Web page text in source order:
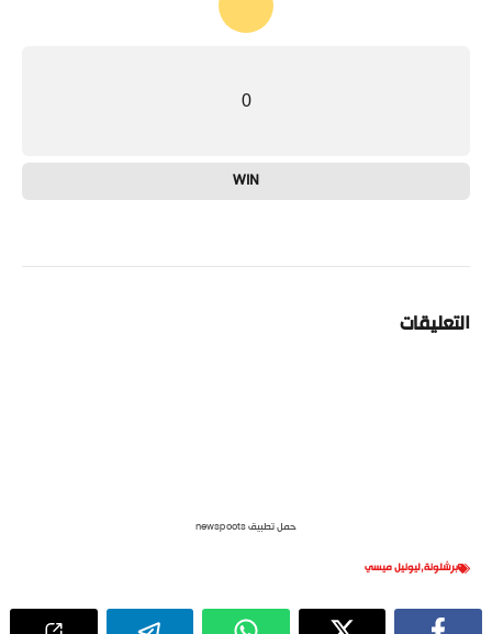
0
WIN
التعليقات
حمل تطبيق newspoots
برشلونة,ليونيل ميسي